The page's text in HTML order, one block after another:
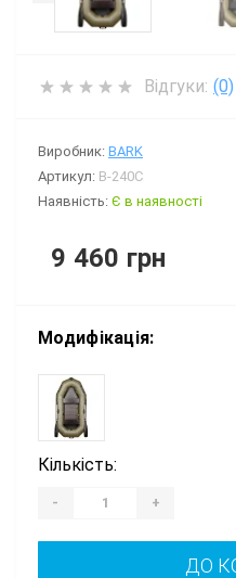
Відгуки: (0)
Виробник: BARK
Артикул: B-240C
Наявність: Є в наявності
9 460 грн
Модифікація:
Кількість:
- +
ДО